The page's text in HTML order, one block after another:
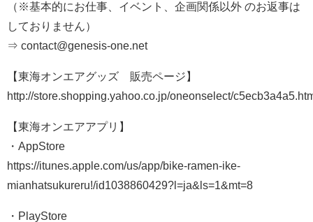
（※基本的にお仕事、イベント、企画関係以外 のお返事は
しておりません）
⇒ contact@genesis-one.net
【東海オンエアグッズ 販売ページ】
http://store.shopping.yahoo.co.jp/oneonselect/
【東海オンエアアプリ】
・AppStore
https://itunes.apple.com/us/app/bike-ramen-ike-
mianhatsukureru!/id1038860429?l=ja&ls=1&mt=8
・PlayStore